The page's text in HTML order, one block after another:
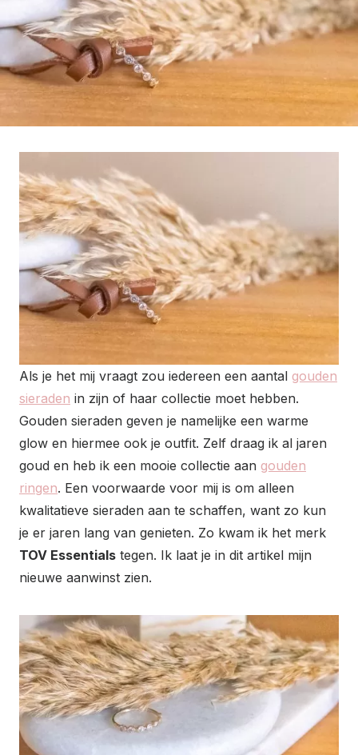
Als je het mij vraagt zou iedereen een aantal gouden
sieraden in zijn of haar collectie moet hebben.
Gouden sieraden geven je namelijke een warme
glow en hiermee ook je outfit. Zelf draag ik al jaren
goud en heb ik een mooie collectie aan gouden
ringen. Een voorwaarde voor mij is om alleen
kwalitatieve sieraden aan te schaffen, want zo kun
je er jaren lang van genieten. Zo kwam ik het merk
TOV Essentials tegen. Ik laat je in dit artikel mijn
nieuwe aanwinst zien.